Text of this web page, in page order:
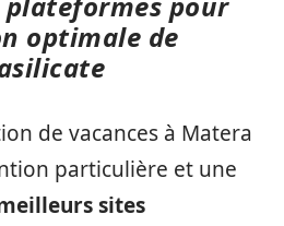
optimale de
de vacances à Matera
particulière et une
sites